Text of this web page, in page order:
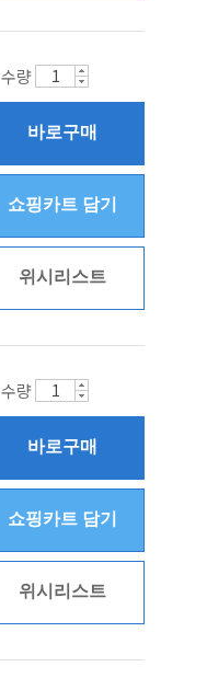
수량
바로구매
쇼핑카트 담기
위시리스트
수량
바로구매
쇼핑카트 담기
위시리스트